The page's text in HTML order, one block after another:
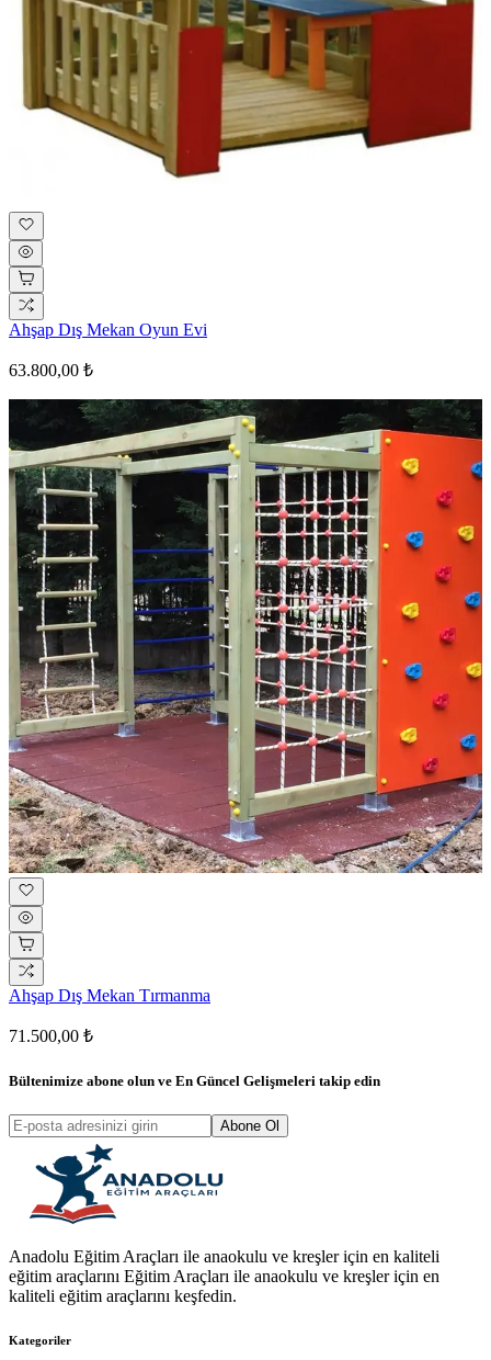
Ahşap Dış Mekan Oyun Evi
63.800,00 ₺
Ahşap Dış Mekan Tırmanma
71.500,00 ₺
Bültenimize abone olun ve En Güncel Gelişmeleri takip edin
Abone Ol
Anadolu Eğitim Araçları ile anaokulu ve kreşler için en kaliteli
eğitim araçlarını Eğitim Araçları ile anaokulu ve kreşler için en
kaliteli eğitim araçlarını keşfedin.
Kategoriler